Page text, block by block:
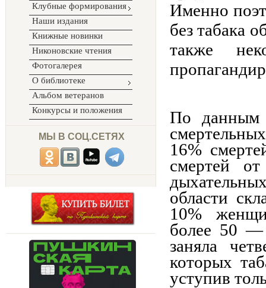
Клубные формирования
Наши издания
Книжные новинки
Никоновские чтения
Фотогалерея
О библиотеке
Альбом ветеранов
Конкурсы и положения
МЫ В СОЦ.СЕТЯХ
Именно
без табака
также
По данным
16%
смертей
области
10%
более 50 —
заняла
которых
уступив